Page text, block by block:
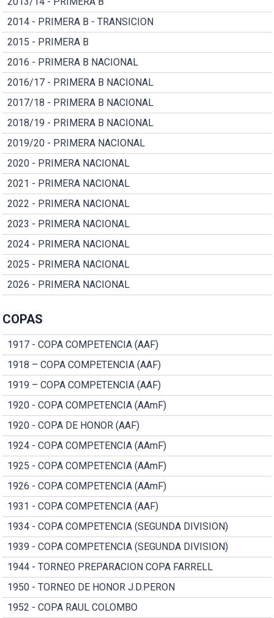
2014 - PRIMERA B - TRANSICION
2015 - PRIMERA B
2016 - PRIMERA B NACIONAL
2016/17 - PRIMERA B NACIONAL
2017/18 - PRIMERA B NACIONAL
2018/19 - PRIMERA B NACIONAL
2019/20 - PRIMERA NACIONAL
2020 - PRIMERA NACIONAL
2021 - PRIMERA NACIONAL
2022 - PRIMERA NACIONAL
2023 - PRIMERA NACIONAL
2024 - PRIMERA NACIONAL
2025 - PRIMERA NACIONAL
2026 - PRIMERA NACIONAL
COPAS
1917 - COPA COMPETENCIA (AAF)
1918 – COPA COMPETENCIA (AAF)
1919 – COPA COMPETENCIA (AAF)
1920 - COPA COMPETENCIA (AAmF)
1920 - COPA DE HONOR (AAF)
1924 - COPA COMPETENCIA (AAmF)
1925 - COPA COMPETENCIA (AAmF)
1926 - COPA COMPETENCIA (AAmF)
1931 - COPA COMPETENCIA (AAF)
1934 - COPA COMPETENCIA (SEGUNDA DIVISION)
1939 - COPA COMPETENCIA (SEGUNDA DIVISION)
1944 - TORNEO PREPARACION COPA FARRELL
1950 - TORNEO DE HONOR J.D.PERON
1952 - COPA RAUL COLOMBO